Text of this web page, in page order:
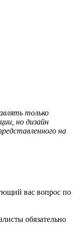
только
но дизайн
на
вас вопрос по
обязательно